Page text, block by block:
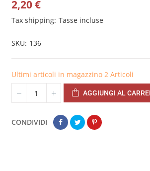
2,20 €
Tax shipping Tasse incluse
SKU 136
Ultimi articoli in magazzino 2 Articoli
AGGIUNGI AL
CONDIVIDI